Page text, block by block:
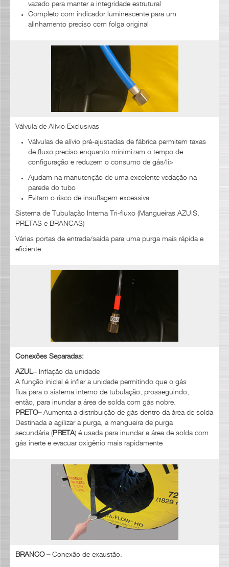
vazado para manter a integridade estrutural
Completo com indicador luminescente para um
alinhamento preciso com folga original
Válvula de Alívio Exclusivas
Válvulas de alívio pré-ajustadas de fábrica permitem taxas
de fluxo preciso enquanto minimizam o tempo de
configuração e reduzem o consumo de gás/li>
Ajudam na manutenção de uma excelente vedação na
parede do tubo
Evitam o risco de insuflagem excessiva
Sistema de Tubulação Interna Tri-fluxo (Mangueiras AZUIS,
PRETAS e BRANCAS)
Várias portas de entrada/saída para uma purga mais rápida e
eficiente
Conexões Separadas:
AZUL– Inflação da unidade
A função inicial é inflar a unidade permitindo que o gás
flua para o sistema interno de tubulação, prosseguindo,
então, para inundar a área de solda com gás nobre.
PRETO– Aumenta a distribuição de gás dentro da área de solda
Destinada a agilizar a purga, a mangueira de purga
secundária (PRETA) é usada para inundar a área de solda com
gás inerte e evacuar oxigênio mais rapidamente
BRANCO – Conexão de exaustão.